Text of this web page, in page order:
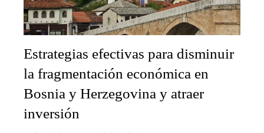
Estrategias efectivas para disminuir
la fragmentación económica en
Bosnia y Herzegovina y atraer
inversión